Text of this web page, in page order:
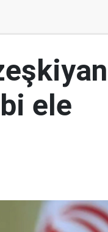
ele